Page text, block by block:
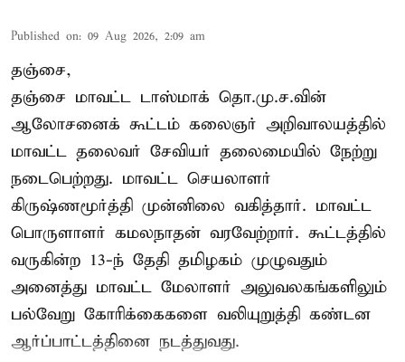
Published on: 09 Aug 2026, 2:09 am
தஞ்சை,
தஞ்சை மாவட்ட டாஸ்மாக் தொ.மு.ச.வின்
ஆலோசனைக் கூட்டம் கலைஞர் அறிவாலயத்தில்
மாவட்ட தலைவர் சேவியர் தலைமையில் நேற்று
நடைபெற்றது. மாவட்ட செயலாளர்
கிருஷ்ணமூர்த்தி முன்னிலை வகித்தார். மாவட்ட
பொருளாளர் கமலநாதன் வரவேற்றார். கூட்டத்தில்
வருகின்ற 13-ந் தேதி தமிழகம் முழுவதும்
அனைத்து மாவட்ட மேலாளர் அலுவலகங்களிலும்
பல்வேறு கோரிக்கைகளை வலியுறுத்தி கண்டன
ஆர்ப்பாட்டத்தினை நடத்துவது.